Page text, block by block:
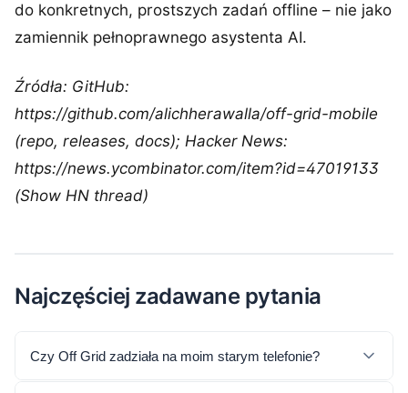
do konkretnych, prostszych zadań offline – nie jako
zamiennik pełnoprawnego asystenta AI.
Źródła: GitHub:
https://github.com/alichherawalla/off-grid-mobile
(repo, releases, docs); Hacker News:
https://news.ycombinator.com/item?id=47019133
(Show HN thread)
Najczęściej zadawane pytania
Czy Off Grid zadziała na moim starym telefonie?